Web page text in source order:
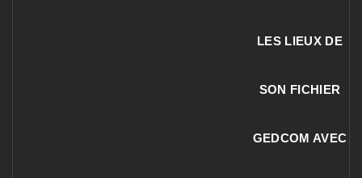
LES LIEUX DE
SON FICHIER
GEDCOM AVEC